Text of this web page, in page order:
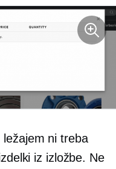
ni treba
iz izložbe. Ne